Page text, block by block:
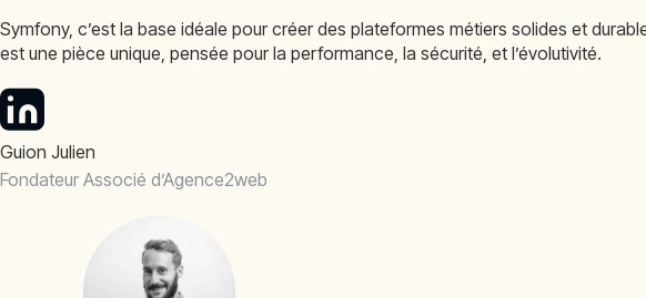
Symfony, c’est la base idéale pour créer des plateformes métiers solides et
est une pièce unique, pensée pour la performance, la sécurité, et l’évolutivité.
Guion Julien
Fondateur Associé d’Agence2web